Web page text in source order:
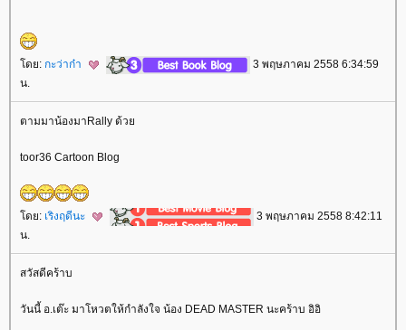
ดย: กะว่าก๋า
3 พฤษภาคม 2558 6:34:59
น.
ตามมาน้องมาRally ด้ว
toor36 Cartoon Blog
ดย: เริงฤดีนะ
3 พฤษภาคม 2558 8:42:11
น.
สวัสดีคร้าบ
วันนี้ อ.เต๊ะ มาโหวตให้กำลังใจ น้อง DEAD MASTER นะคร้าบ อิอิ